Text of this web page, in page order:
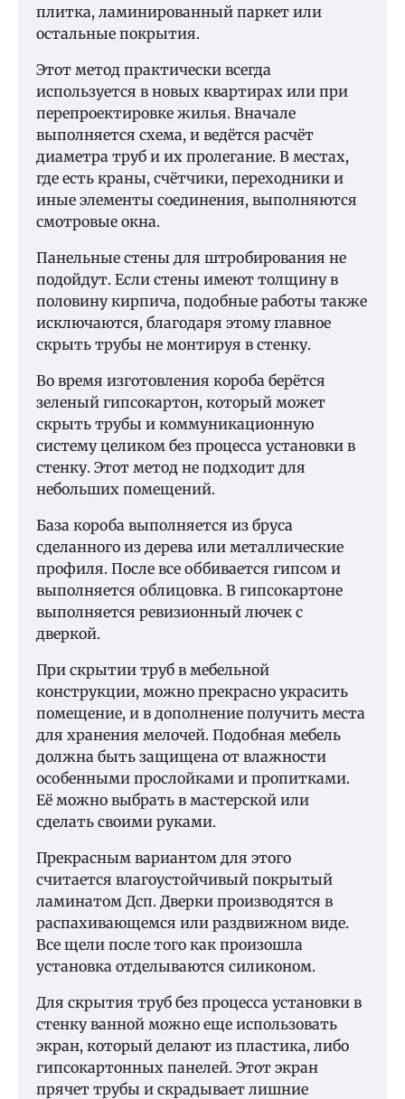
плитка, ламинированный паркет или
остальные покрытия.
Этот метод практически всегда
используется в новых квартирах или при
перепроектировке жилья. Вначале
выполняется схема, и ведётся расчёт
диаметра труб и их пролегание. В местах,
где есть краны, счётчики, переходники и
иные элементы соединения, выполняются
смотровые окна.
Панельные стены для штробирования не
подойдут. Если стены имеют толщину в
половину кирпича, подобные работы также
исключаются, благодаря этому главное
скрыть трубы не монтируя в стенку.
Во время изготовления короба берётся
зеленый гипсокартон, который может
скрыть трубы и коммуникационную
систему целиком без процесса установки в
стенку. Этот метод не подходит для
небольших помещений.
База короба выполняется из бруса
сделанного из дерева или металлические
профиля. После все оббивается гипсом и
выполняется облицовка. В гипсокартоне
выполняется ревизионный лючек с
дверкой.
При скрытии труб в мебельной
конструкции, можно прекрасно украсить
помещение, и в дополнение получить места
для хранения мелочей. Подобная мебель
должна быть защищена от влажности
особенными прослойками и пропитками.
Её можно выбрать в мастерской или
сделать своими руками.
Прекрасным вариантом для этого
считается влагоустойчивый покрытый
ламинатом Дсп. Дверки производятся в
распахивающемся или раздвижном виде.
Все щели после того как произошла
установка отделываются силиконом.
Для скрытия труб без процесса установки в
стенку ванной можно еще использовать
экран, который делают из пластика, либо
гипсокартонных панелей. Этот экран
прячет трубы и скрадывает лишние